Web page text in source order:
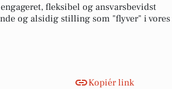
fleksibel og ansvarsbevidst
og alsidig stilling som "flyver" i
Kopiér link